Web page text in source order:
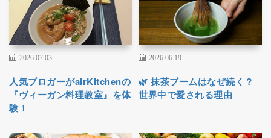
2026.07.03
人気ブロガーがairKitchenの
『ヴィーガン料理教室』を体
験！
2026.06.19
🌿 抹茶ブームはなぜ続く？
世界中で愛される理由